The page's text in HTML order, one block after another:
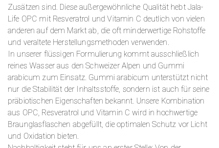
Zusätzen sind. Diese außergewöhnliche Qualität hebt Jala-
Life OPC mit Resveratrol und Vitamin C deutlich von vielen
anderen auf dem Markt ab, die oft minderwertige Rohstoffe
und veraltete Herstellungsmethoden verwenden.
In unserer flüssigen Formulierung kommt ausschließlich
reines Wasser aus den Schweizer Alpen und Gummi
arabicum zum Einsatz. Gummi arabicum unterstützt nicht
nur die Stabilität der Inhaltsstoffe, sondern ist auch für seine
präbiotischen Eigenschaften bekannt. Unsere Kombination
aus OPC, Resveratrol und Vitamin C wird in hochwertige
Braunglasflaschen abgefüllt, die optimalen Schutz vor Licht
und Oxidation bieten.